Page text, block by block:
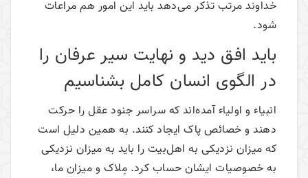
خداوند مرتب تذکر می‌دهد باید این امور هم مراعات
شود.
باید افق دید و نهایت سیر عرفان را
در الگوی انسان کامل بشناسیم
انبیاء و اولیاء آمده‌اند که سراسر جنود عقل را حرکت
دهند و خصائص پاک ایجاد کنند. به همین دلیل است
که میزان نزدیکی به اهل‌بیت را باید به میزان نزدیکی
به خصوصیات ایشان حساب کرد. مِلاک و میزان ما،